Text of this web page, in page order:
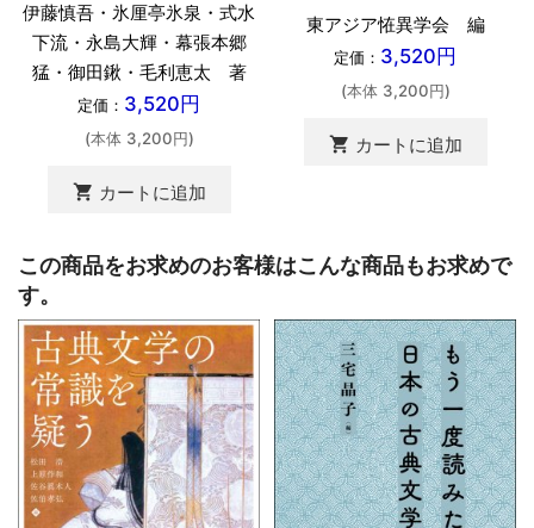
伊藤慎吾・氷厘亭氷泉・式水
下流・永島大輝・幕張本郷
猛・御田鍬・毛利恵太 著
定価： 3,520円
(本体 3,200円)
shopping_cart カートに追加
東アジア恠異学会 編
定価： 3,520円
(本体 3,200円)
shopping_cart カートに追加
この商品をお求めのお客様はこんな商品もお求めで
す。